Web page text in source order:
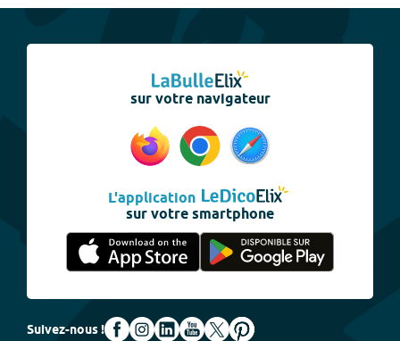
sur votre navigateur
L'application
sur votre smartphone
Suivez-nous !